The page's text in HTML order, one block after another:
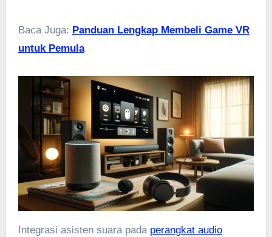
Baca Juga: Panduan Lengkap Membeli Game VR
untuk Pemula
Integrasi asisten suara pada perangkat audio